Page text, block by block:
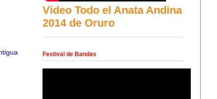
Video Todo el Anata Andina
2014 de Oruro
Festival de Bandas